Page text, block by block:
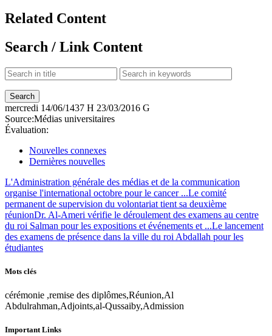
Related Content
Search / Link Content
mercredi 14/06/1437 H 23/03/2016 G
Source:Médias universitaires
Évaluation:
Nouvelles connexes
Dernières nouvelles
L'Administration générale des médias et de la communication
organise l'international octobre pour le cancer ...Le comité
permanent de supervision du volontariat tient sa deuxième
réunionDr. Al-Ameri vérifie le déroulement des examens au centre
du roi Salman pour les expositions et événements et ...Le lancement
des examens de présence dans la ville du roi Abdallah pour les
étudiantes
Mots clés
cérémonie ,remise des diplômes,Réunion,Al
Abdulrahman,Adjoints,al-Qussaiby,Admission
Important Links